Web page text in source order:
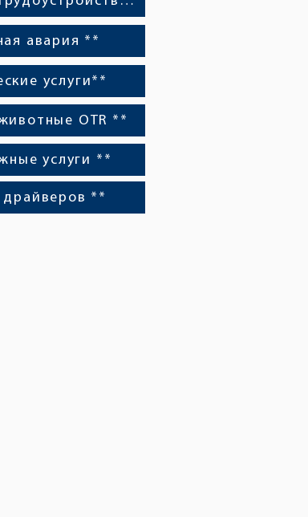
авария **
услуги**
OTR **
услуги **
драйверов **